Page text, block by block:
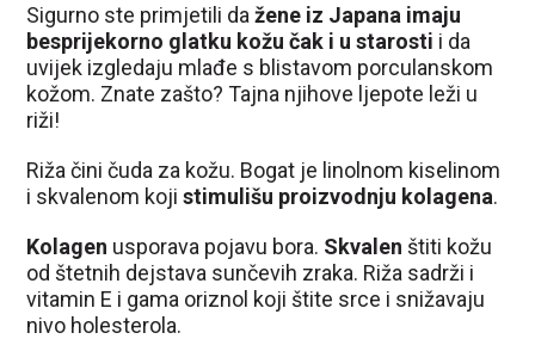
Sigurno ste primjetili da žene iz Japana imaju
besprijekorno glatku kožu čak i u starosti i da
uvijek izgledaju mlađe s blistavom porculanskom
kožom. Znate zašto? Tajna njihove ljepote leži u
riži!
Riža čini čuda za kožu. Bogat je linolnom kiselinom
i skvalenom kojistimulišu proizvodnju kolagena.
Kolagen usporava pojavu bora. Skvalen štiti kožu
od štetnih dejstava sunčevih zraka. Riža sadrži i
vitamin E i gama oriznol koji štite srce i snižavaju
nivo holesterola.